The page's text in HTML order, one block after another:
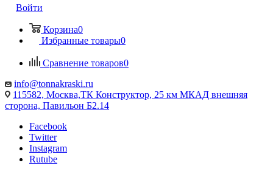
Войти
Корзина0
Избранные товары0
Сравнение товаров0
info@tonnakraski.ru
115582, Москва,ТК Конструктор, 25 км МКАД внешняя
сторона, Павильон Б2.14
Facebook
Twitter
Instagram
Rutube